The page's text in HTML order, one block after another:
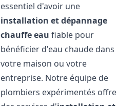
essentiel d'avoir une
installation et dépannage
chauffe eau fiable pour
bénéficier d'eau chaude dans
votre maison ou votre
entreprise. Notre équipe de
plombiers expérimentés offre